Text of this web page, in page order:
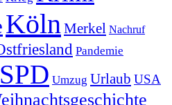
Köln Merkel Nachruf
Pandemie
SPD Umzug Urlaub USA